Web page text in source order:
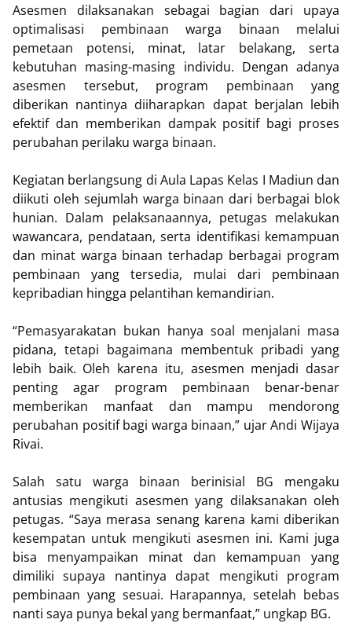
Asesmen dilaksanakan sebagai bagian dari upaya
optimalisasi pembinaan warga binaan melalui
pemetaan potensi, minat, latar belakang, serta
kebutuhan masing-masing individu. Dengan adanya
asesmen tersebut, program pembinaan yang
diberikan nantinya diiharapkan dapat berjalan lebih
efektif dan memberikan dampak positif bagi proses
perubahan perilaku warga binaan.
Kegiatan berlangsung di Aula Lapas Kelas I Madiun dan
diikuti oleh sejumlah warga binaan dari berbagai blok
hunian. Dalam pelaksanaannya, petugas melakukan
wawancara, pendataan, serta identifikasi kemampuan
dan minat warga binaan terhadap berbagai program
pembinaan yang tersedia, mulai dari pembinaan
kepribadian hingga pelantihan kemandirian.
“Pemasyarakatan bukan hanya soal menjalani masa
pidana, tetapi bagaimana membentuk pribadi yang
lebih baik. Oleh karena itu, asesmen menjadi dasar
penting agar program pembinaan benar-benar
memberikan manfaat dan mampu mendorong
perubahan positif bagi warga binaan,” ujar Andi Wijaya
Rivai.
Salah satu warga binaan berinisial BG mengaku
antusias mengikuti asesmen yang dilaksanakan oleh
petugas. “Saya merasa senang karena kami diberikan
kesempatan untuk mengikuti asesmen ini. Kami juga
bisa menyampaikan minat dan kemampuan yang
dimiliki supaya nantinya dapat mengikuti program
pembinaan yang sesuai. Harapannya, setelah bebas
nanti saya punya bekal yang bermanfaat,” ungkap BG.